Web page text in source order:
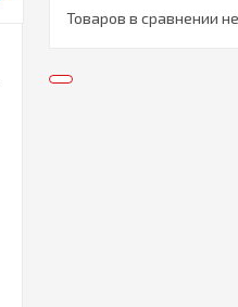
Товаров в сравнении